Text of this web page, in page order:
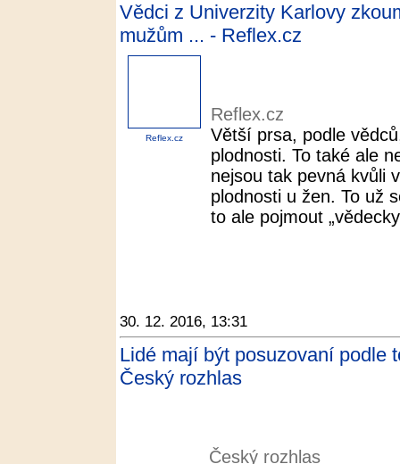
Vědci z Univerzity Karlovy
mužům ... - Reflex.cz
Reflex.cz
Reflex.cz
Větší prsa, podle
plodnosti. To také ale
nejsou tak pevná kvůli
plodnosti u žen. To už
to ale pojmout
30. 12. 2016, 13:31
Lidé mají být posuzovaní podle
Český rozhlas
Český rozhlas